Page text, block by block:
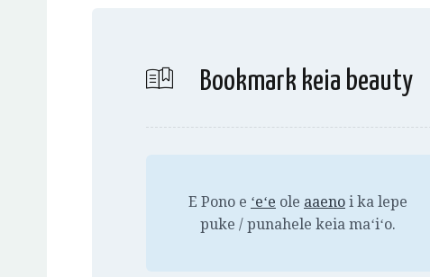
Bookmark keia beauty
E Pono e ʻeʻe ole aaeno i ka lepe
puke / punahele keia maʻiʻo.